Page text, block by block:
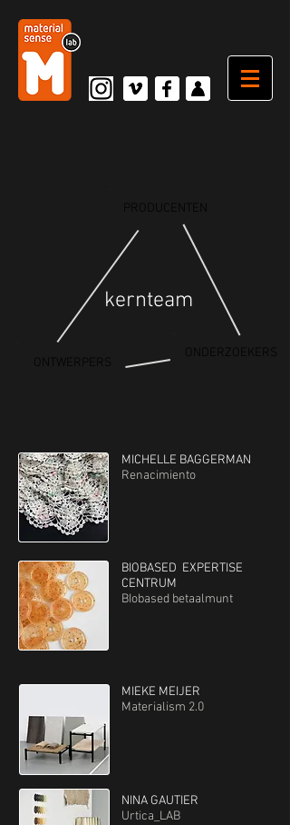
kernteam
ONTWERPERS
ONDERZOEKERS
MICHELLE BAGGERMAN
Renacimiento
BIOBASED EXPERTISE
CENTRUM
BIobased betaalmunt
MIEKE MEIJER
Materialism 2.0
NINA GAUTIER
Urtica_LAB